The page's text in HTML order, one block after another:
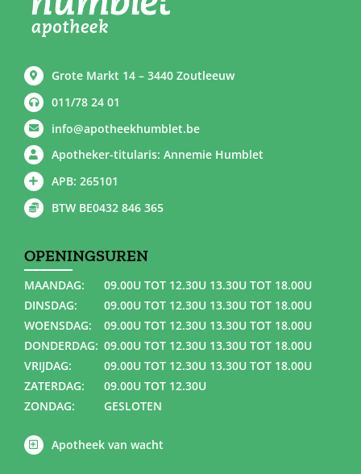
Grote Markt 14 – 3440 Zoutleeuw
011/78 24 01
info@apotheekhumblet.be
Apotheker-titularis: Annemie Humblet
APB: 265101
BTW BE0432 846 365
OPENINGSUREN
MAANDAG:
09.00U TOT 12.30U 13.30U TOT 18.00U
DINSDAG:
09.00U TOT 12.30U 13.30U TOT 18.00U
WOENSDAG:
09.00U TOT 12.30U 13.30U TOT 18.00U
DONDERDAG: 09.00U TOT 12.30U 13.30U TOT 18.00U
VRIJDAG:
09.00U TOT 12.30U 13.30U TOT 18.00U
ZATERDAG:
09.00U TOT 12.30U
ZONDAG:
GESLOTEN
Apotheek van wacht